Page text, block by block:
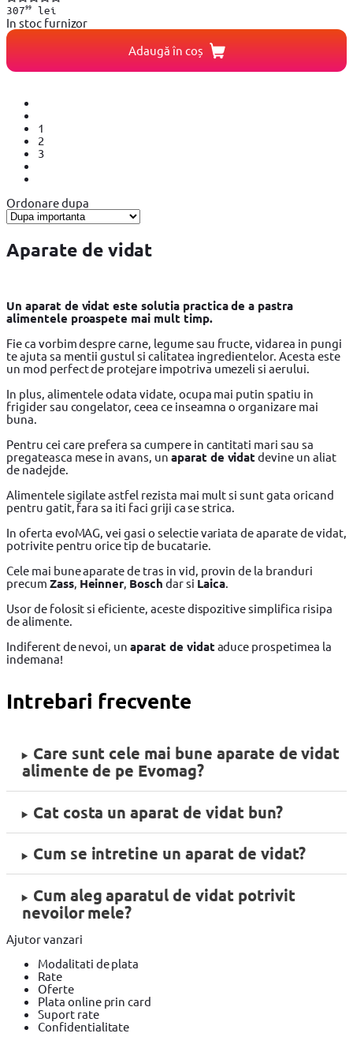
30799lei
In stoc furnizor
Adaugă în coș
1
2
3
Ordonare dupa
Aparate de vidat
Un aparat de vidat este solutia practica de a pastra
alimentele proaspete mai mult timp.
Fie ca vorbim despre carne, legume sau fructe, vidarea in pungi
te ajuta sa mentii gustul si calitatea ingredientelor. Acesta este
un mod perfect de protejare impotriva umezeli si aerului.
In plus, alimentele odata vidate, ocupa mai putin spatiu in
frigider sau congelator, ceea ce inseamna o organizare mai
buna.
Pentru cei care prefera sa cumpere in cantitati mari sau sa
pregateasca mese in avans, un aparat de vidat devine un aliat
de nadejde.
Alimentele sigilate astfel rezista mai mult si sunt gata oricand
pentru gatit, fara sa iti faci griji ca se strica.
In oferta evoMAG, vei gasi o selectie variata de aparate de vidat,
potrivite pentru orice tip de bucatarie.
Cele mai bune aparate de tras in vid, provin de la branduri
precum Zass, Heinner, Bosch dar si Laica.
Usor de folosit si eficiente, aceste dispozitive simplifica risipa
de alimente.
Indiferent de nevoi, unaparat de vidat aduce prospetimea la
indemana!
Intrebari frecvente
Care sunt cele mai bune aparate de vidat
alimente de pe Evomag?
Cat costa un aparat de vidat bun?
Cum se intretine un aparat de vidat?
Cum aleg aparatul de vidat potrivit
nevoilor mele?
Ajutor vanzari
Modalitati de plata
Rate
Oferte
Plata online prin card
Suport rate
Confidentialitate